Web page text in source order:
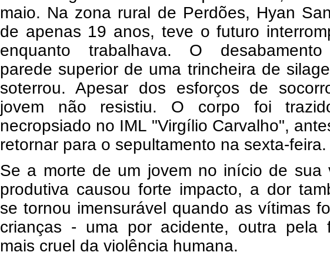
maio. Na zona rural de Perdões, Hyan
de apenas 19 anos, teve o futuro
enquanto trabalhava. O
parede superior de uma trincheira de
soterrou. Apesar dos esforços de
jovem não resistiu. O corpo foi
necropsiado no IML "Virgílio Carvalho",
retornar para o sepultamento na sexta-feira.
Se a morte de um jovem no início de sua
produtiva causou forte impacto, a dor
se tornou imensurável quando as vítimas
crianças - uma por acidente, outra pela
mais cruel da violência humana.